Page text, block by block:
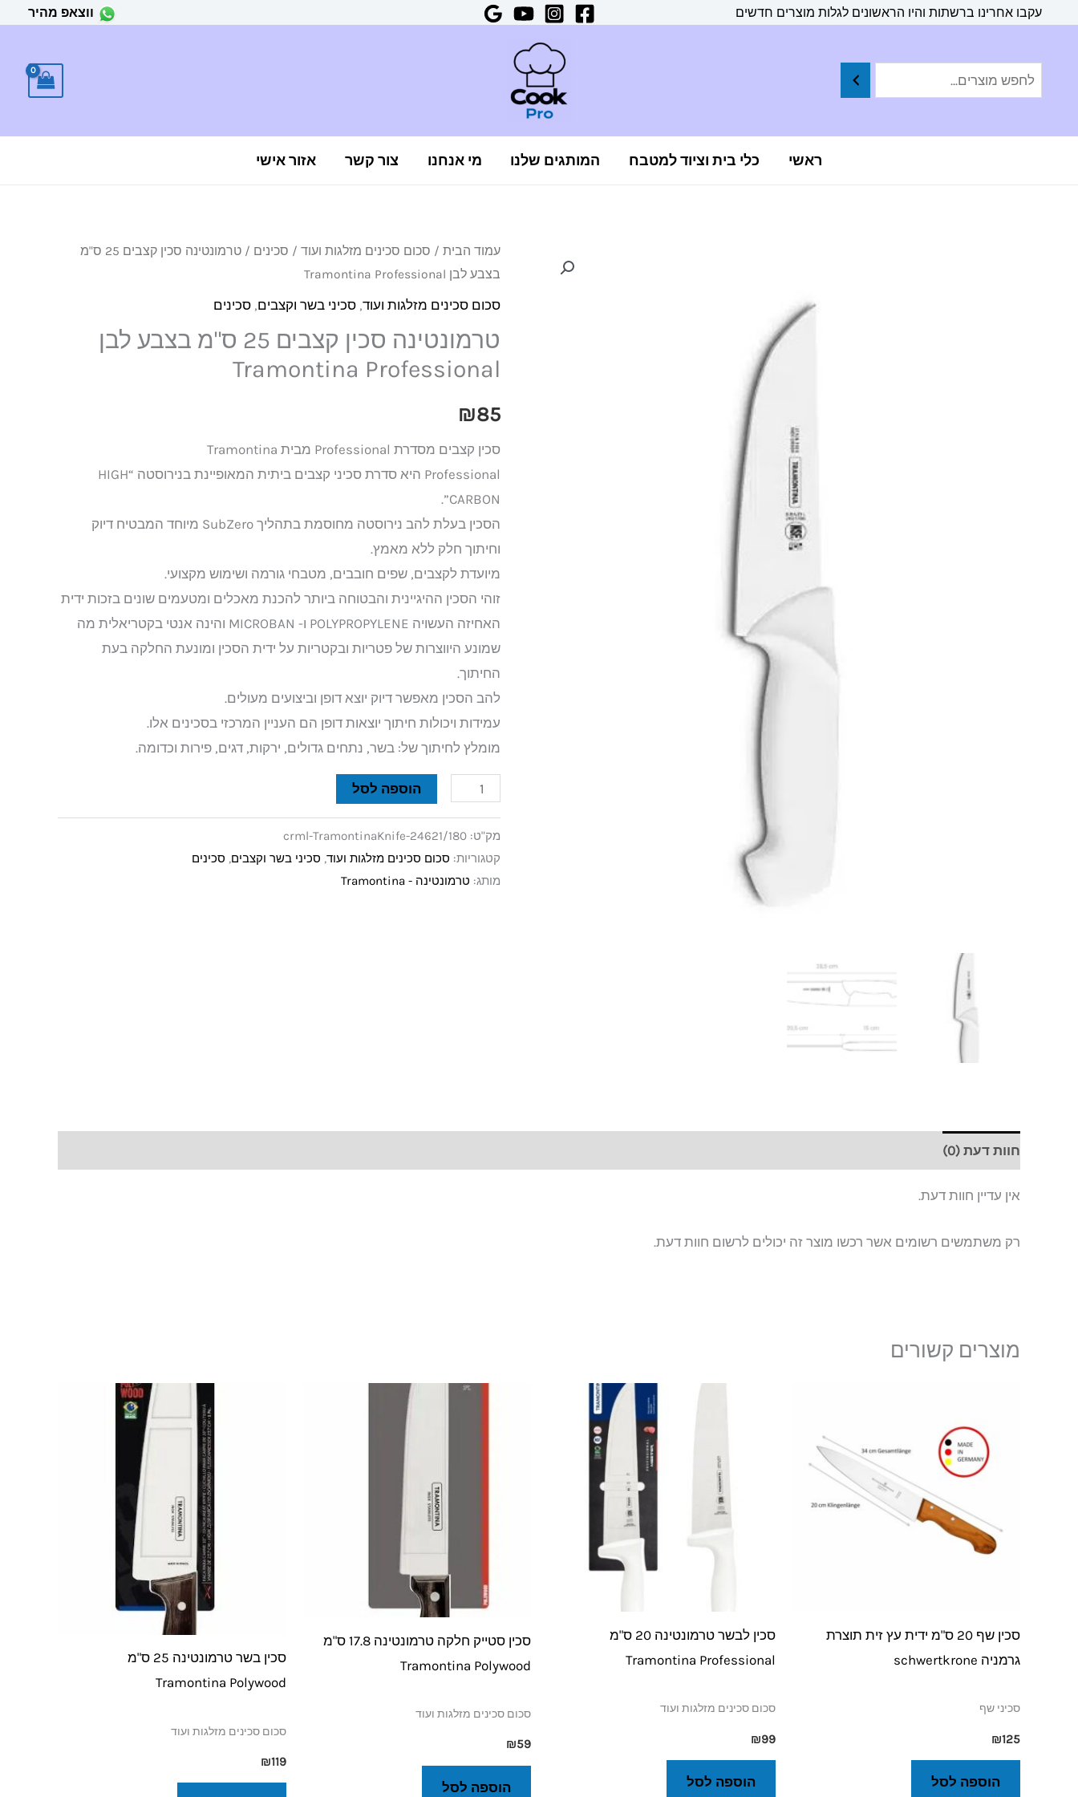
עקבו אחרינו ברשתות והיו הראשונים לגלות מוצרים חדשים ווצאפ מהיר
ראשי כלי בית וציוד למטבח המותגים שלנו מי אנחנו צור קשר אזור אישי
עמוד הבית / סכום סכינים מזלגות ועוד / סכינים
/ טרמונטינה סכין קצבים 25 ס"מ
בצבע לבן Tramontina Professional
סכום סכינים מזלגות ועוד, סכיני בשר וקצבים, סכינים
טרמונטינה סכין קצבים 25 ס"מ בצבע לבן
Tramontina Professional
₪85
סכין קצבים מסדרת Professional מבית Tramontina
Professional היא סדרת סכיני קצבים ביתית המאופיינת בנירוסטה “HIGH
CARBON”.
הסכין בעלת להב נירוסטה מחוסמת בתהליך SubZero מיוחד המבטיח דיוק
וחיתוך חלק ללא מאמץ.
מיועדת לקצבים, שפים חובבים, מטבחי גורמה ושימוש מקצועי.
זוהי הסכין ההיגיינית והבטוחה ביותר להכנת מאכלים ומטעמים שונים בזכות ידית
האחיזה העשויה POLYPROPYLENE ו- MICROBAN והינה אנטי בקטריאלית מה
שמונע היווצרות של פטריות ובקטריות על ידית הסכין ומונעת החלקה בעת
החיתוך.
להב הסכין מאפשר דיוק יוצא דופן וביצועים מעולים.
עמידות ויכולות חיתוך יוצאות דופן הם העניין המרכזי בסכינים אלו.
מומלץ לחיתוך של: בשר, נתחים גדולים, ירקות, דגים, פירות וכדומה.
כמות
של
טרמונטינה
קצבים
25
בצבע
לבן
Tramontina
Professional
הוספה לסל
מק"ט: crml-TramontinaKnife-24621/180
קטגוריות: סכום סכינים מזלגות ועוד, סכיני בשר וקצבים, סכינים
מותג: טרמונטינה - Tramontina
חוות דעת (0)
אין עדיין חוות דעת.
רק משתמשים רשומים אשר רכשו מוצר זה יכולים לרשום חוות דעת.
מוצרים קשורים
סכין שף 20 ס"מ ידית עץ זית תוצרת
גרמניה schwertkrone
סכיני שף
₪125
הוספה לסל
סכין לבשר טרמונטינה 20 ס"מ
Tramontina Professional
סכום סכינים מזלגות ועוד
₪99
הוספה לסל
סכין סטייק חלקה טרמונטינה 17.8 ס"מ
Tramontina Polywood
סכום סכינים מזלגות ועוד
₪59
הוספה לסל
סכין בשר טרמונטינה 25 ס"מ
Tramontina Polywood
סכום סכינים מזלגות ועוד
₪119